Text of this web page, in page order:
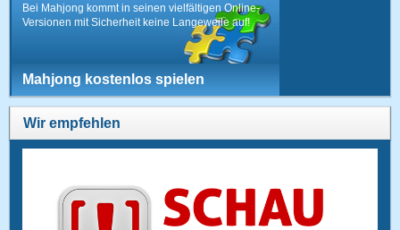
Bei Mahjong kommt in seinen vielfältigen Online-
Versionen mit Sicherheit keine Langeweile auf!
Mahjong kostenlos spielen
Wir empfehlen